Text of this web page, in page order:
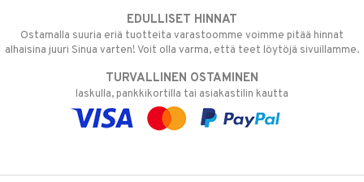
EDULLISET HINNAT
Ostamalla suuria eriä tuotteita varastoomme voimme pitää hinnat
alhaisina juuri Sinua varten! Voit olla varma, että teet löytöjä sivuillamme.
TURVALLINEN OSTAMINEN
laskulla, pankkikortilla tai asiakastilin kautta